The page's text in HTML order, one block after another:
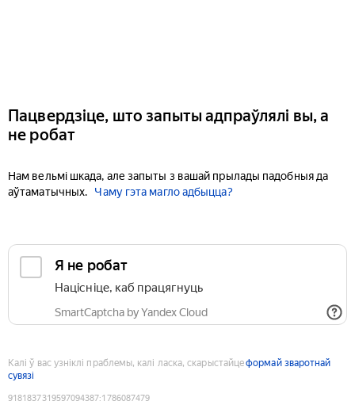
Пацвердзіце, што запыты адпраўлялі вы, а
не робат
Нам вельмі шкада, але запыты з вашай прылады падобныя да
аўтаматычных.
Чаму гэта магло адбыцца?
Я не робат
Націсніце, каб працягнуць
SmartCaptcha by Yandex Cloud
Калі ў вас узніклі праблемы, калі ласка, скарыстайцеформай зваротнай
сувязі
9181837319597094387:1786087479